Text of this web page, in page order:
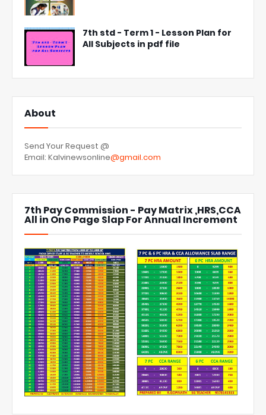
7th std - Term 1 - Lesson Plan for
All Subjects in pdf file
About
Send Your Request @
Email: Kalvinewsonline@gmail.com
7th Pay Commission - Pay Matrix ,HRS,CCA
All in One Page Slap For Annual Increment